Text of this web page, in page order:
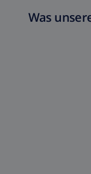
Was